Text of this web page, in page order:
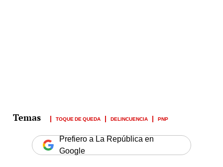
TOQUE DE QUEDA DELINCUENCIA PNP
Prefiero a La República en
Google